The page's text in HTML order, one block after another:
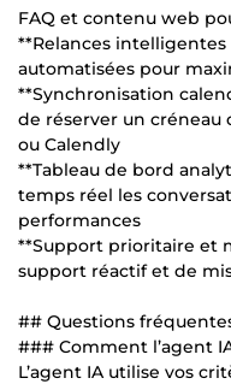
FAQ et contenu web
**Relances intelligentes
automatisées pour
**Synchronisation
de réserver un créneau
ou Calendly
**Tableau de bord
temps réel les
performances
**Support prioritaire et
support réactif et de
## Questions
### Comment l’agent
L’agent IA utilise vos